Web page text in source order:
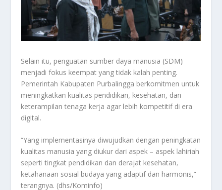
Selain itu, penguatan sumber daya manusia (SDM)
menjadi fokus keempat yang tidak kalah penting.
Pemerintah Kabupaten Purbalingga berkomitmen untuk
meningkatkan kualitas pendidikan, kesehatan, dan
keterampilan tenaga kerja agar lebih kompetitif di era
digital.
“Yang implementasinya diwujudkan dengan peningkatan
kualitas manusia yang diukur dari aspek – aspek lahiriah
seperti tingkat pendidikan dan derajat kesehatan,
ketahanaan sosial budaya yang adaptif dan harmonis,”
terangnya. (dhs/Kominfo)